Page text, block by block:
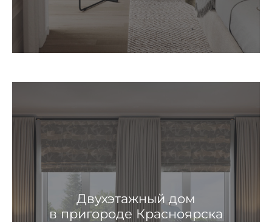
Двухэтажный дом
в пригороде Красноярска